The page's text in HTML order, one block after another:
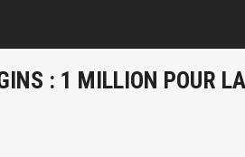
: 1 MILLION POUR